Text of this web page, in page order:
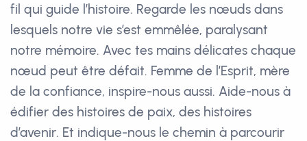
fil qui guide l’histoire. Regarde les nœuds dans
lesquels notre vie s’est emmêlée, paralysant
notre mémoire. Avec tes mains délicates chaque
nœud peut être défait. Femme de l’Esprit, mère
de la confiance, inspire-nous aussi. Aide-nous à
édifier des histoires de paix, des histoires
d’avenir. Et indique-nous le chemin à parcourir